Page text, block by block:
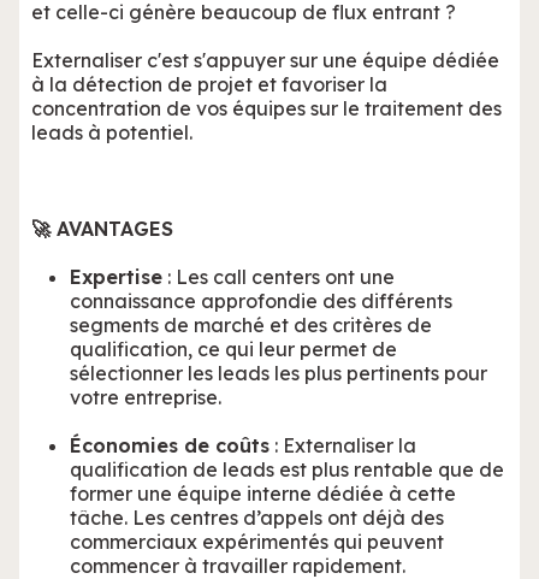
et celle-ci génère beaucoup de flux entrant ?
Externaliser c'est s'appuyer sur une équipe dédiée
à la détection de projet et favoriser la
concentration de vos équipes sur le traitement des
leads à potentiel.
🚀 AVANTAGES
Expertise : Les call centers ont une
connaissance approfondie des différents
segments de marché et des critères de
qualification, ce qui leur permet de
sélectionner les leads les plus pertinents pour
votre entreprise.
Économies de coûts : Externaliser la
qualification de leads est plus rentable que de
former une équipe interne dédiée à cette
tâche. Les centres d’appels ont déjà des
commerciaux expérimentés qui peuvent
commencer à travailler rapidement.